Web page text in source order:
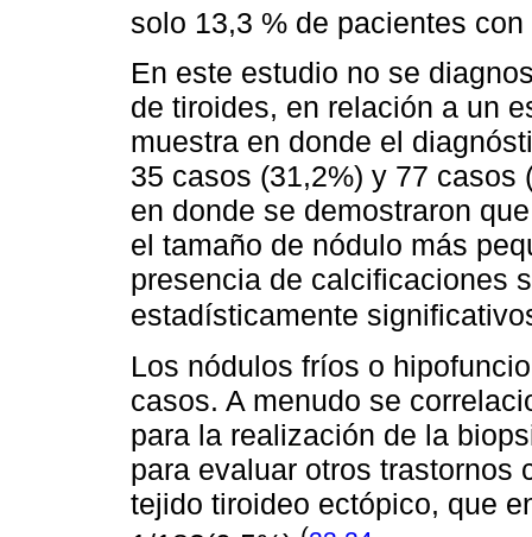
solo 13,3 % de pacientes
En este estudio no se
de tiroides, en relación a un
muestra en donde el
35 casos (31,2%) y 77
en donde se demostraron
el tamaño de nódulo más
presencia de calcificaciones
estadísticamente
Los nódulos fríos o
casos. A menudo se
para la realización de la
para evaluar otros trastornos
tejido tiroideo ectópico, que